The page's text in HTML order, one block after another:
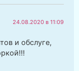
24.08.2020 в 11:09
и обслуге,